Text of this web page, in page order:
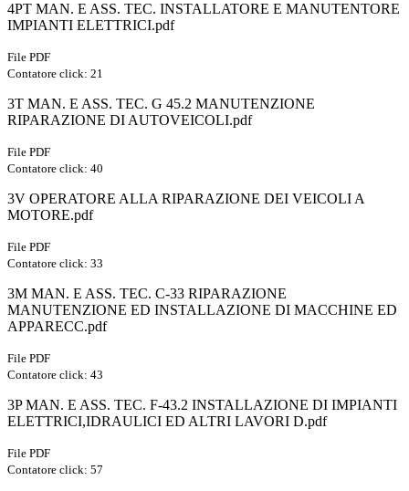
4PT MAN. E ASS. TEC. INSTALLATORE E MANUTENTORE
IMPIANTI ELETTRICI.pdf
File PDF
Contatore click: 21
3T MAN. E ASS. TEC. G 45.2 MANUTENZIONE
RIPARAZIONE DI AUTOVEICOLI.pdf
File PDF
Contatore click: 40
3V OPERATORE ALLA RIPARAZIONE DEI VEICOLI A
MOTORE.pdf
File PDF
Contatore click: 33
3M MAN. E ASS. TEC. C-33 RIPARAZIONE
MANUTENZIONE ED INSTALLAZIONE DI MACCHINE ED
APPARECC.pdf
File PDF
Contatore click: 43
3P MAN. E ASS. TEC. F-43.2 INSTALLAZIONE DI IMPIANTI
ELETTRICI,IDRAULICI ED ALTRI LAVORI D.pdf
File PDF
Contatore click: 57